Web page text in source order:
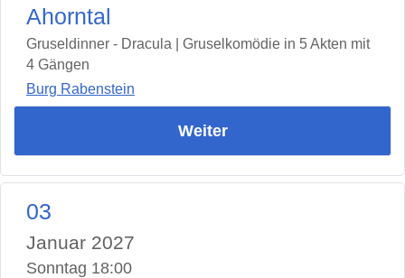
Ahorntal
Gruseldinner - Dracula | Gruselkomödie in 5 Akten mit
4 Gängen
Burg Rabenstein
Weiter
03
Januar 2027
Sonntag 18:00